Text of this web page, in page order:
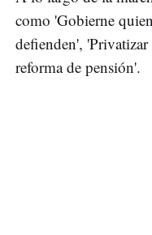
como 'Gobierne
defienden',
reforma de pensión'.